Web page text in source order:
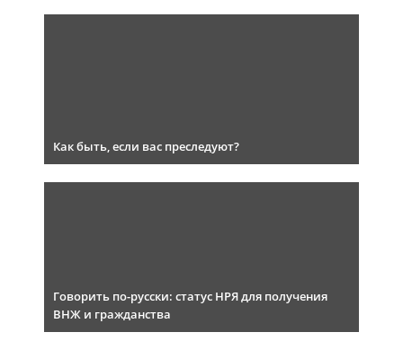
Как быть, если вас преследуют?
Говорить по-русски: статус НРЯ для получения
ВНЖ и гражданства